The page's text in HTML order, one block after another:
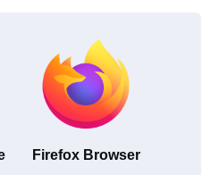
Firefox Browser